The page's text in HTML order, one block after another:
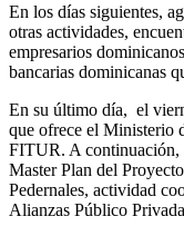
En los días siguientes,
otras actividades,
empresarios
bancarias dominicanas
En su último día, el
que ofrece el Ministerio
FITUR. A continuación,
Master Plan del
Pedernales, actividad
Alianzas Público